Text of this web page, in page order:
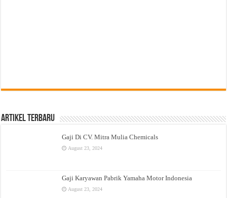
Artikel Terbaru
Gaji Di CV. Mitra Mulia Chemicals
August 23, 2024
Gaji Karyawan Pabrik Yamaha Motor Indonesia
August 23, 2024